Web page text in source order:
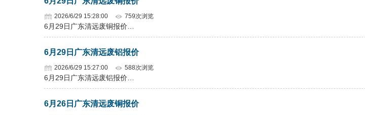
2026/6/29 15:28:00 759次浏览
6月29日广东清远废铜报价…
6月29日广东清远废铝报价
2026/6/29 15:27:00 588次浏览
6月29日广东清远废铝报价…
6月26日广东清远废铜报价